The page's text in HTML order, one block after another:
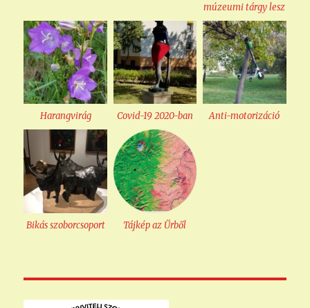
múzeumi tárgy lesz
Harangvirág Covid-19 2020-ban Anti-motorizáció
Bikás szoborcsoport Tájkép az Űrből